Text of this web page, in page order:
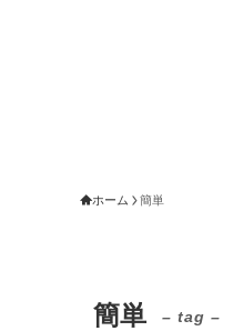
ホーム 簡単
簡単 – tag –